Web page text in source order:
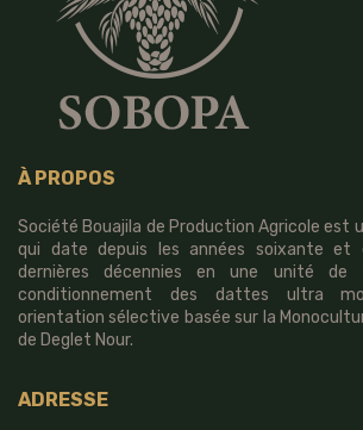
À PROPOS
Société Bouajila de Production Agricole est
qui date depuis les années soixante et
dernières décennies en une unité
conditionnement des dattes ultra
orientation sélective basée sur la
de Deglet Nour.
ADRESSE